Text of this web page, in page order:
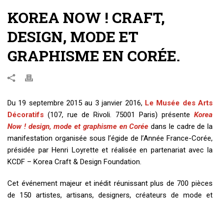
KOREA NOW ! CRAFT,
DESIGN, MODE ET
GRAPHISME EN CORÉE.
Du 19 septembre 2015 au 3 janvier 2016, Le Musée des Arts
Décoratifs (107, rue de Rivoli. 75001 Paris) présente Korea
Now ! design, mode et graphisme en Corée dans le cadre de la
manifestation organisée sous l’égide de l’Année France-Corée,
présidée par Henri Loyrette et réalisée en partenariat avec la
KCDF – Korea Craft & Design Foundation.
Cet événement majeur et inédit réunissant plus de 700 pièces
de 150 artistes, artisans, designers, créateurs de mode et